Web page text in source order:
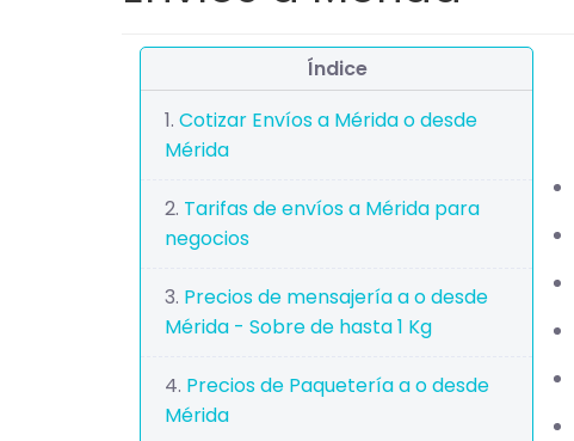
Índice
Cotizar Envíos a Mérida o desde
Mérida
Tarifas de envíos a Mérida para
negocios
Precios de mensajería a o desde
Mérida - Sobre de hasta 1 Kg
Precios de Paquetería a o desde
Mérida